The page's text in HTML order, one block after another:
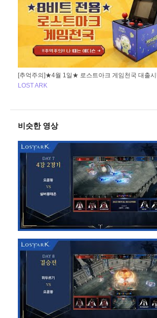
[추억주의]★4월 1일★ 로스트아크 게임천국 대출
LOST ARK
비슷한 영상